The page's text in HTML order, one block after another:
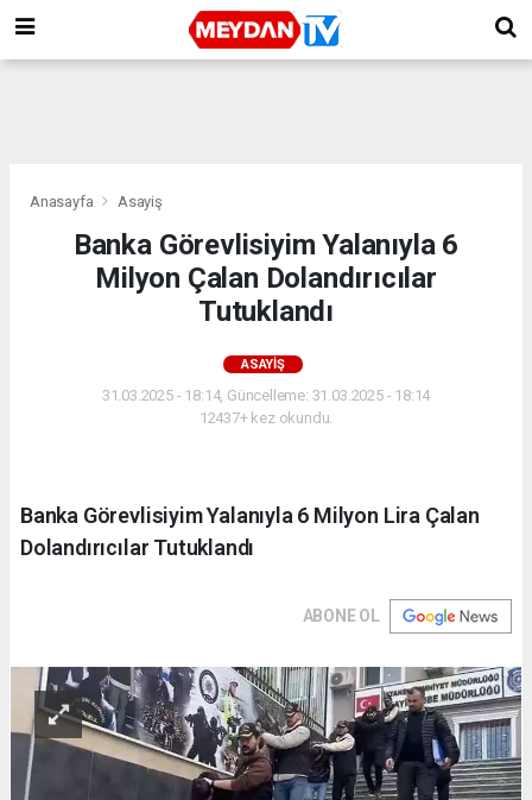
Anasayfa Asayiş
Banka Görevlisiyim Yalanıyla 6
Milyon Çalan Dolandırıcılar
Tutuklandı
ASAYIŞ
31.03.2025 - 18:14, Güncelleme: 31.03.2025 - 18:14
12437+ kez okundu.
Banka Görevlisiyim Yalanıyla 6 Milyon Lira Çalan
Dolandırıcılar Tutuklandı
ABONE OL